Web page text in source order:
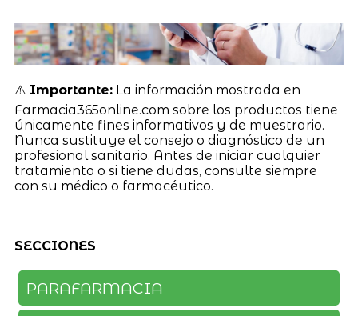
⚠️ Importante:La información mostrada en
Farmacia365online.com sobre los productos tiene
únicamente fines informativos y de muestrario.
Nunca sustituye el consejo o diagnóstico de un
profesional sanitario. Antes de iniciar cualquier
tratamiento o si tiene dudas, consulte siempre
con su médico o farmacéutico.
SECCIONES
PARAFARMACIA